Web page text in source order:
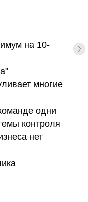
на 10-
многие
одни
контроля
нет